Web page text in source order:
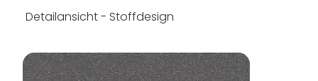
Detailansicht - Stoffdesign